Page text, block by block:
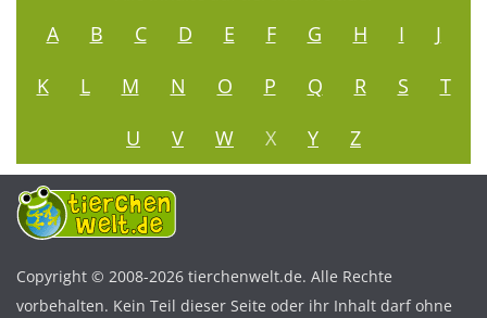
A B C D E F G H I
J
K
L M N O P Q R S
T
U
V W X Y Z
Copyright © 2008-2026 tierchenwelt.de. Alle Rechte
vorbehalten. Kein Teil dieser Seite oder ihr Inhalt darf ohne